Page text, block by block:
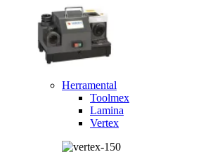
Herramental
Toolmex
Lamina
Vertex